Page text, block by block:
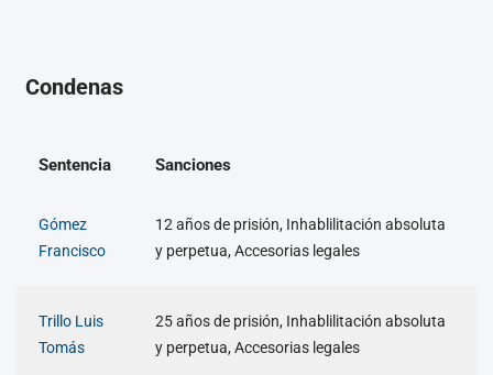
Condenas
Sentencia Sanciones
Gómez
Francisco
12 años de prisión, Inhablilitación absoluta
y perpetua, Accesorias legales
Trillo Luis
Tomás
25 años de prisión, Inhablilitación absoluta
y perpetua, Accesorias legales